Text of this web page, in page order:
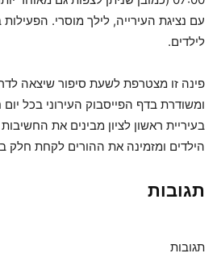
עם נציגת העירייה, לילך מוסרי.
לילדים.
פינה זו מצטרפת לשעת סיפור שיצאה
בעיריית ראשון לציון מבינים את
הילדים ומזמינה את ההורים לקחת חלק
תגובות
תגובות